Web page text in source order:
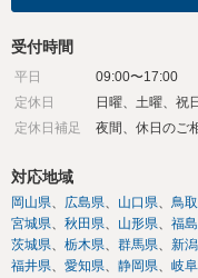
受付時間
平日
09:00〜17:00
定休日
日曜、土曜、祝
定休日補足
夜間、休日のご
対応地域
岡山県 広島県 山口県 鳥
宮城県
秋田県 山形県 福
茨城県
栃木県 群馬県 新
福井県
愛知県 静岡県 岐